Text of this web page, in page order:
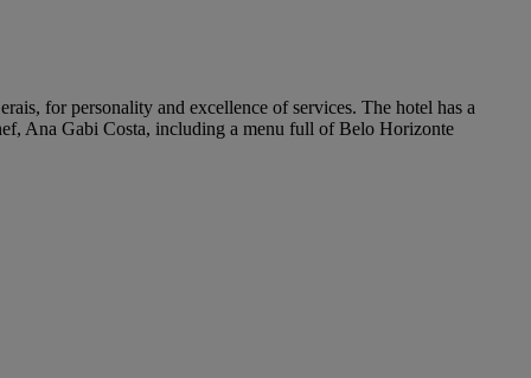
for personality and excellence of services. The hotel has a
Ana Gabi Costa, including a menu full of Belo Horizonte